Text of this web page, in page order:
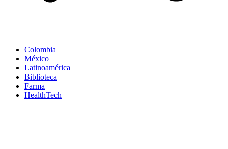
Colombia
México
Latinoamérica
Biblioteca
Farma
HealthTech